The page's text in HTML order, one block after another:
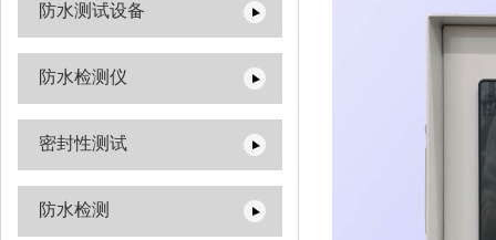
防水测试设备
防水检测仪
密封性测试
防水检测